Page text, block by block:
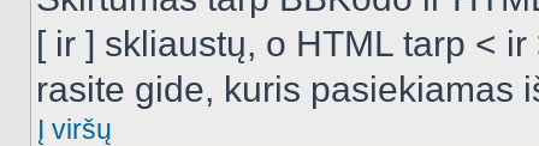
[ ir ] skliaustų, o HTML tarp <
rasite gide, kuris pasiekiamas
Į viršų